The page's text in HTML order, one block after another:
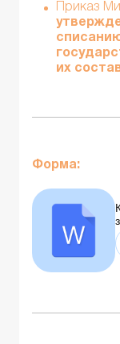
Приказ
их
Форма: